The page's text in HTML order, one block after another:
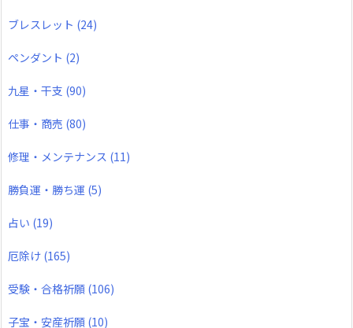
ブレスレット (24)
ペンダント (2)
九星・干支 (90)
仕事・商売 (80)
修理・メンテナンス (11)
勝負運・勝ち運 (5)
占い (19)
厄除け (165)
受験・合格祈願 (106)
子宝・安産祈願 (10)